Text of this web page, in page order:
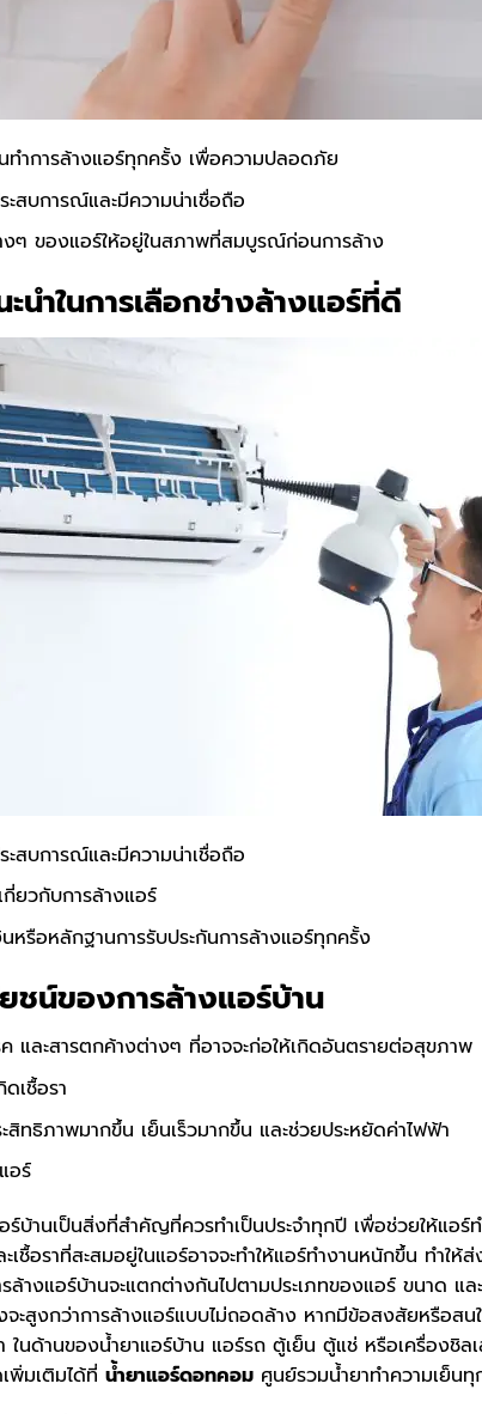
ทำการล้างแอร์ทุกครั้ง เพื่อความปลอดภัย
สบการณ์และมีความน่าเชื่อถือ
ๆ ของแอร์ให้อยู่ในสภาพที่สมบูรณ์ก่อนการล้าง
ะนำในการเลือกช่างล้างแอร์ที่ดี
สบการณ์และมีความน่าเชื่อถือ
ยวกับการล้างแอร์
หรือหลักฐานการรับประกันการล้างแอร์ทุกครั้ง
ยชน์ของการล้างแอร์บ้าน
และสารตกค้างต่างๆ ที่อาจจะก่อให้เกิดอันตรายต่อสุขภาพ
เชื้อรา
สิทธิภาพมากขึ้น เย็นเร็วมากขึ้น และช่วยประหยัดค่าไฟฟ้า
อร์
บ้านเป็นสิ่งที่สำคัญที่ควรทำเป็นประจำทุกปี เพื่อช่วยให้แอร์
ชื้อราที่สะสมอยู่ในแอร์อาจจะทำให้แอร์ทำงานหนักขึ้น ทำให้
รล้างแอร์บ้านจะแตกต่างกันไปตามประเภทของแอร์ ขนาด
ะสูงกว่าการล้างแอร์แบบไม่ถอดล้าง หากมีข้อสงสัยหรือสน
ในด้านของน้ำยาแอร์บ้าน แอร์รถ ตู้เย็น ตู้แช่ หรือเครื่องชิล
พิ่มเติมได้ที่ น้ำยาแอร์ดอทคอม ศูนย์รวมน้ำยาทำความเย็น